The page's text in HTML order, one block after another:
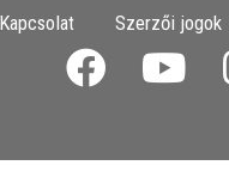
Kapcsolat Szerzői jogok